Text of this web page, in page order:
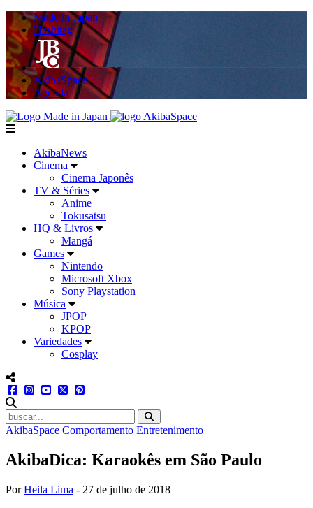
Made in Japan
Hashitag
AkibaSpace
Agenda
Powered By Made in Japan
AkibaSpace
menu
AkibaNews
Cinema
Cinema Japonês
TV & Séries
Anime
Tokusatsu
HQ & Livros
Mangá
Games
Nintendo
Microsoft Xbox
Sony Playstation
Música
JPOP
KPOP
Variedades
Cosplay
menu redes social
facebookinstagram
youtube
twitter
AkibaSpace Comportamento Entretenimento
AkibaDica: Karaokês em São Paulo
PorHeila Lima - 27 de julho de 2018